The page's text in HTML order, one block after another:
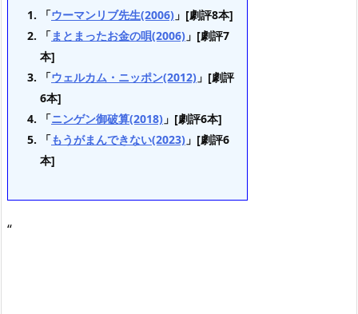
「ウーマンリブ先生(2006) 」[劇評8本]
「まとまったお金の唄(2006) 」[劇評7
本]
「ウェルカム・ニッポン(2012) 」[劇評
6本]
「ニンゲン御破算(2018) 」[劇評6本]
「もうがまんできない(2023) 」[劇評6
本]
“